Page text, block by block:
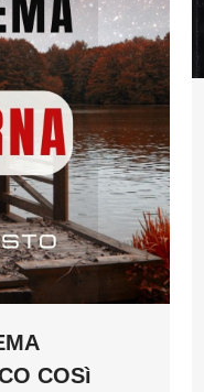
COSì